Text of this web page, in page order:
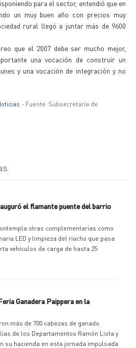
para el sector, entendió que en
un muy buen año con precios muy
rural llegó a juntar más de 9600
que el 2007 debe ser mucho mejor,
una vocación de construir un
y una vocación de integración y no
- Fuente: Subsecretaría de
el flamante puente del barrio
otras complementarias como
LED y limpieza del riacho que pasa
vehículos de carga de hasta 25
Ganadera Paippera en la
más de 700 cabezas de ganado.
de los Departamentos Ramón Lista y
su hacienda en esta jornada impulsada